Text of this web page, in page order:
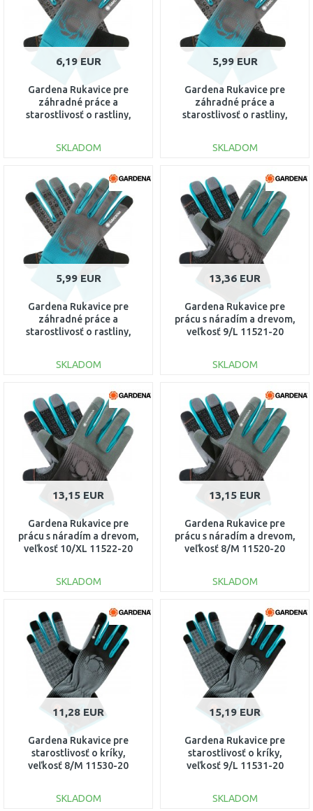
6,19 EUR
Gardena Rukavice pre
záhradné práce a
starostlivosť o rastliny,
SKLADOM
DO KOŠÍKA
Porovnať
5,99 EUR
Gardena Rukavice pre
záhradné práce a
starostlivosť o rastliny,
SKLADOM
DO KOŠÍKA
Porovnať
5,99 EUR
Gardena Rukavice pre
záhradné práce a
starostlivosť o rastliny,
SKLADOM
DO KOŠÍKA
Porovnať
13,36 EUR
Gardena Rukavice pre
prácu s náradím a drevom,
veľkosť 9/L 11521-20
SKLADOM
DO KOŠÍKA
Porovnať
13,15 EUR
Gardena Rukavice pre
prácu s náradím a drevom,
veľkosť 10/XL 11522-20
SKLADOM
DO KOŠÍKA
Porovnať
13,15 EUR
Gardena Rukavice pre
prácu s náradím a drevom,
veľkosť 8/M 11520-20
SKLADOM
DO KOŠÍKA
Porovnať
11,28 EUR
Gardena Rukavice pre
starostlivosť o kríky,
veľkosť 8/M 11530-20
SKLADOM
15,19 EUR
Gardena Rukavice pre
starostlivosť o kríky,
veľkosť 9/L 11531-20
SKLADOM